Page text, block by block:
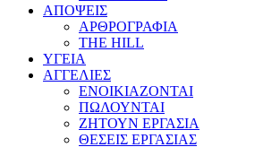
ΑΠΟΨΕΙΣ
ΑΡΘΡΟΓΡΑΦΙΑ
THE HILL
ΥΓΕΙΑ
ΑΓΓΕΛΙΕΣ
ΕΝΟΙΚΙΑΖΟΝΤΑΙ
ΠΩΛΟΥΝΤΑΙ
ΖΗΤΟΥΝ ΕΡΓΑΣΙΑ
ΘΕΣΕΙΣ ΕΡΓΑΣΙΑΣ